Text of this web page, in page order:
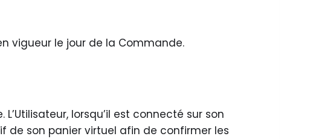
vigueur le jour de la Commande.
lorsqu’il est connecté sur son
de son panier virtuel afin de confirmer les